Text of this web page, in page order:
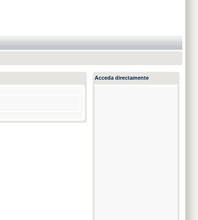
Acceda directamente